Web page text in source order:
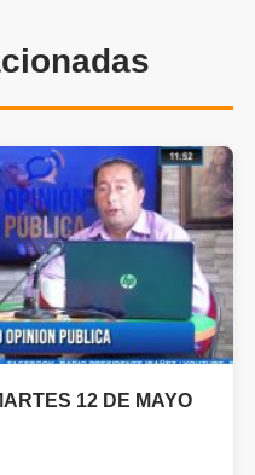
12 DE MAYO